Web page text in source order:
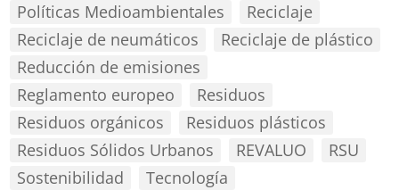
Políticas Medioambientales
Reciclaje
Reciclaje de neumáticos
Reciclaje de plástico
Reducción de emisiones
Reglamento europeo
Residuos
Residuos orgánicos
Residuos plásticos
Residuos Sólidos Urbanos
REVALUO
RSU
Sostenibilidad
Tecnología